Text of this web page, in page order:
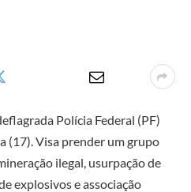
Polícia Federal (PF)
(17). Visa prender um grupo
ilegal, usurpação de
explosivos e associação